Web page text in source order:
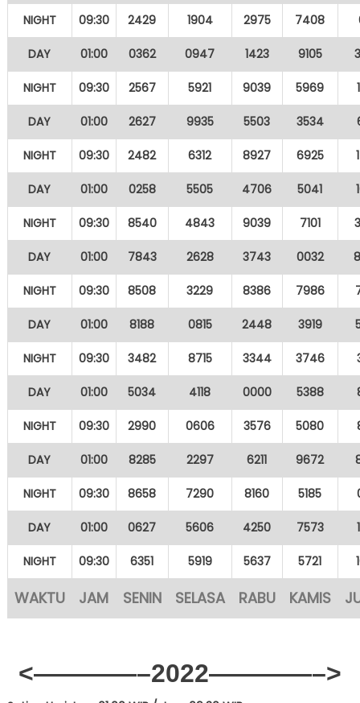
NIGHT 09:30 2429 1904 2975 7408
DAY 01:00 0362 0947 1423 9105
NIGHT 09:30 2567 5921 9039 5969
DAY 01:00 2627 9935 5503 3534
NIGHT 09:30 2482 6312 8927 6925
DAY 01:00 0258 5505 4706 5041
NIGHT 09:30 8540 4843 9039 7101
DAY 01:00 7843 2628 3743 0032
NIGHT 09:30 8508 3229 8386 7986
DAY 01:00 8188 0815 2448 3919
NIGHT 09:30 3482 8715 3344 3746
DAY 01:00 5034 4118 0000 5388
NIGHT 09:30 2990 0606 3576 5080
DAY 01:00 8285 2297 6211 9672
NIGHT 09:30 8658 7290 8160 5185
DAY 01:00 0627 5606 4250 7573
NIGHT 09:30 6351 5919 5637 5721
WAKTU JAM SENIN SELASA RABU KAMIS
<————–2022————–>